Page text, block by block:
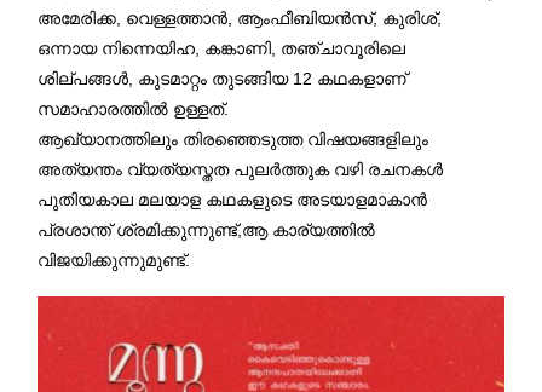
അമേരിക്ക, വെള്ളത്താൻ, ആംഫീബിയൻസ്, കുരിശ്,
ഒന്നായ നിന്നെയിഹ, കങ്കാണി, തഞ്ചാവൂരിലെ
ശില്പങ്ങൾ, കുടമാറ്റം തുടങ്ങിയ 12 കഥകളാണ്
സമാഹാരത്തിൽ ഉള്ളത്.
ആഖ്യാനത്തിലും തിരഞ്ഞെടുത്ത വിഷയങ്ങളിലും
അത്യന്തം വ്യത്യസ്തത പുലർത്തുക വഴി രചനകൾ
പുതിയകാല മലയാള കഥകളുടെ അടയാളമാകാൻ
പ്രശാന്ത് ശ്രമിക്കുന്നുണ്ട്,ആ കാര്യത്തിൽ
വിജയിക്കുന്നുമുണ്ട്.